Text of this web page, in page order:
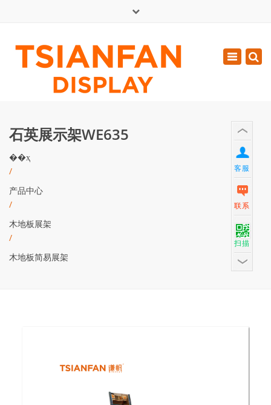
周一 - 周六: 7:00 - 17:00
0086-13365904989
Toggle
石英展示架WE635
��ҳ
/
产品中心
/
木地板展架
/
木地板简易展架
客服
联系
扫描